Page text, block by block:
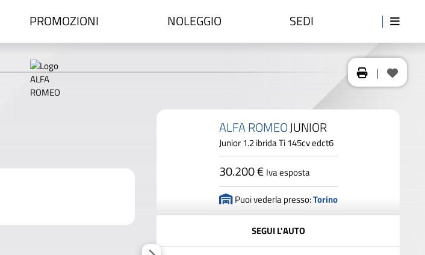
PROMOZIONI NOLEGGIO SEDI
|
ALFA ROMEOJUNIOR
Junior 1.2 ibrida Ti 145cv edct6
30.200 € Iva esposta
Puoi vederla presso:Torino
SEGUI L'AUTO